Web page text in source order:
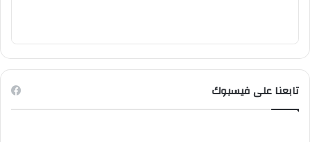
تابعنا على فيسبوك